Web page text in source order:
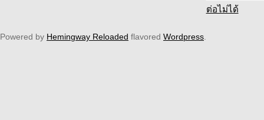
ต่อไม่ได้
Powered by Hemingway Reloaded flavored Wordpress.